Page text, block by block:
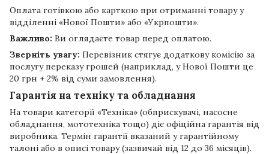
Оплата готівкою або карткою при отриманні товару у
відділенні «Нової Пошти» або «Укрпошти».
Важливо: Ви оглядаєте товар перед оплатою.
Зверніть увагу: Перевізник стягує додаткову комісію за
послугу переказу грошей (наприклад, у Нової Пошти це
20 грн + 2% від суми замовлення).
Гарантія на техніку та обладнання
На товари категорії «Техніка» (обприскувачі, насосне
обладнання, мототехніка тощо) діє офіційна гарантія від
виробника. Термін гарантії вказаний у гарантійному
талоні або в описі товару (зазвичай від 12 до 36 місяців).